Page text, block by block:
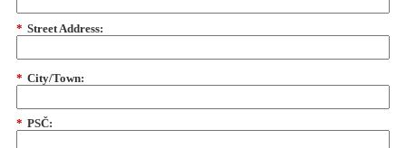
* Street Address:
* City/Town:
* PSČ: